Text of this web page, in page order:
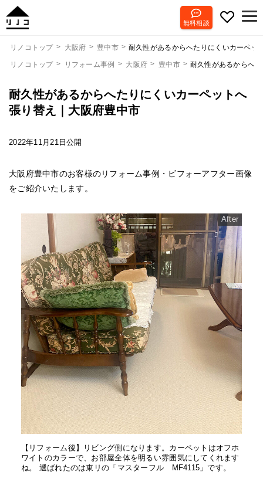
無料相談
リノコトップ 大阪府 豊中市 耐久性があるからへたりにくいカーペッ
リノコトップ リフォーム事例 大阪府 豊中市 耐久性があるからへ
耐久性があるからへたりにくいカーペットへ
張り替え｜大阪府豊中市
2022年11月21日公開
大阪府豊中市のお客様のリフォーム事例・ビフォーアフター画像
をご紹介いたします。
After
【リフォーム後】リビング側になります。カーペットはオフホ
ワイトのカラーで、お部屋全体を明るい雰囲気にしてくれます
ね。 選ばれたのは東リの「マスターフル MF4115」です。